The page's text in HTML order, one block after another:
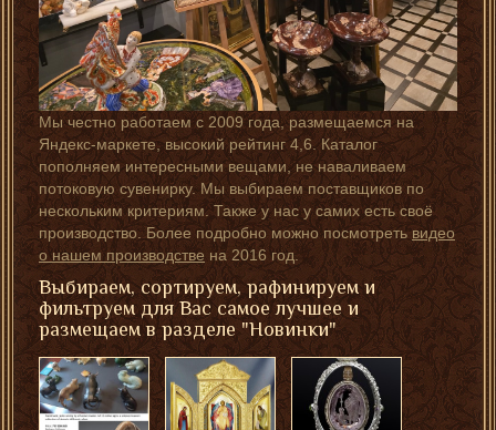
Мы честно работаем с 2009 года, размещаемся на
Яндекс-маркете, высокий рейтинг 4,6. Каталог
пополняем интересными вещами, не наваливаем
потоковую сувенирку. Мы выбираем поставщиков по
нескольким критериям. Также у нас у самих есть своё
производство. Более подробно можно посмотретьвидео
о нашем производстве на 2016 год.
Выбираем, сортируем, рафинируем и
фильтруем для Вас самое лучшее и
размещаем в разделе "Новинки"